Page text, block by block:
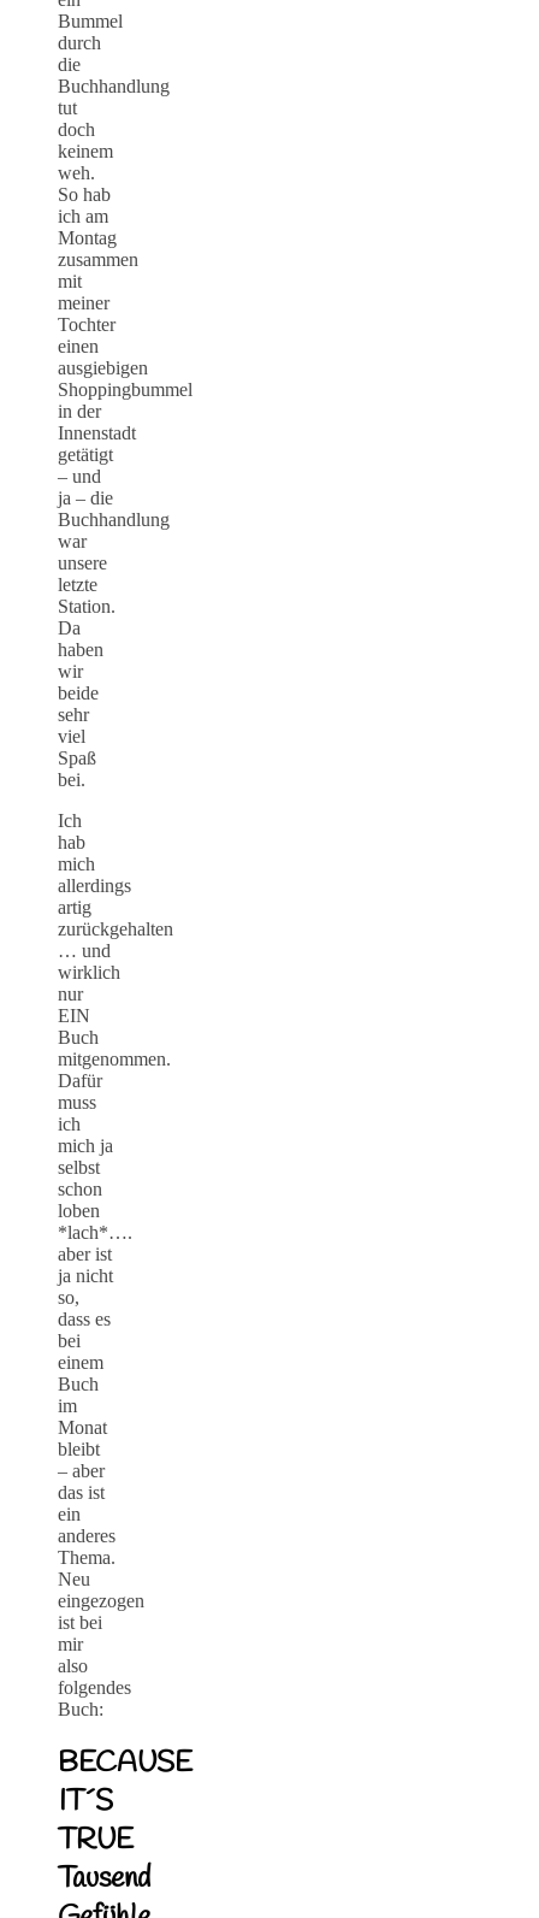
Bummel
durch
die
Buchhandlung
tut
doch
keinem
weh.
So hab
ich am
Montag
zusammen
mit
meiner
Tochter
einen
ausgiebigen
Shoppingbummel
in der
Innenstadt
getätigt
– und
ja – die
Buchhandlung
war
unsere
letzte
Station.
Da
haben
wir
beide
sehr
viel
Spaß
bei.
Ich
hab
mich
allerdings
artig
zurückgehalten
… und
wirklich
nur
EIN
Buch
mitgenommen.
Dafür
muss
ich
mich ja
selbst
schon
loben
*lach*….
aber ist
ja nicht
so,
dass es
bei
einem
Buch
im
Monat
bleibt
– aber
das ist
ein
anderes
Thema.
Neu
eingezogen
ist bei
mir
also
folgendes
Buch:
BECAUSE
IT´S
TRUE
Tausend